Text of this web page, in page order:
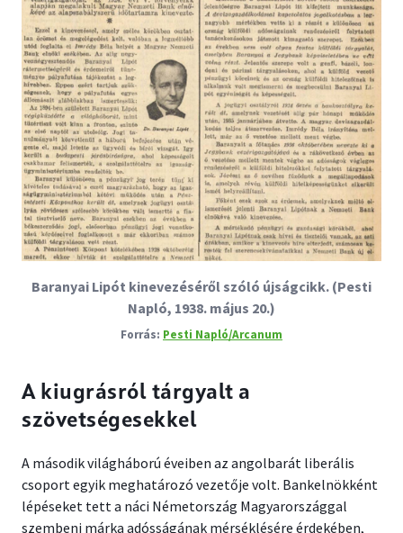
Baranyai Lipót kinevezéséről szóló újságcikk. (Pesti
Napló, 1938. május 20.)
Pesti Napló/Arcanum
A kiugrásról tárgyalt a
szövetségesekkel
A második világháború éveiben az angolbarát liberális
csoport egyik meghatározó vezetője volt. Bankelnökként
lépéseket tett a náci Németország Magyarországgal
szembeni márka adósságának mérséklésére érdekében,